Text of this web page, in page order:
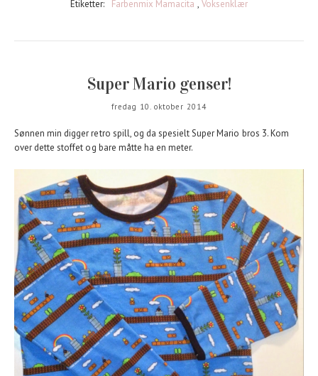
Etiketter:
Farbenmix Mamacita , Voksenklær
Super Mario genser!
fredag 10. oktober 2014
Sønnen min digger retro spill, og da spesielt Super Mario bros 3. Kom
over dette stoffet og bare måtte ha en meter.